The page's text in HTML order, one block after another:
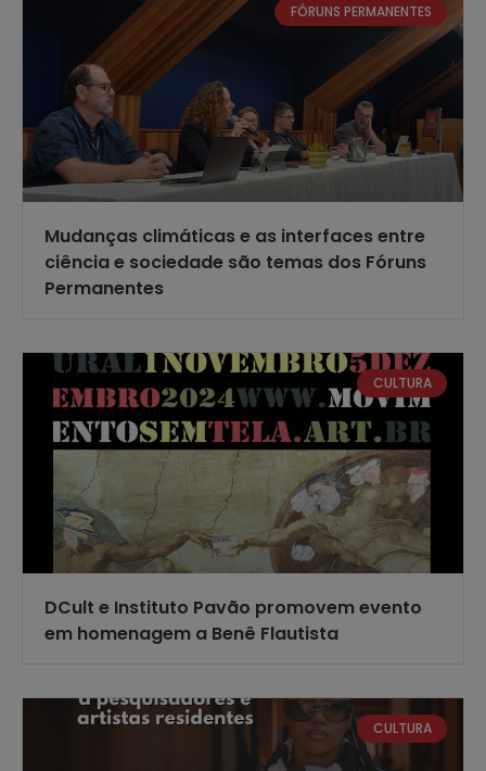
FÓRUNS PERMANENTES
Mudanças climáticas e as interfaces entre
ciência e sociedade são temas dos Fóruns
Permanentes
CULTURA
DCult e Instituto Pavão promovem evento
em homenagem a Benê Flautista
CULTURA